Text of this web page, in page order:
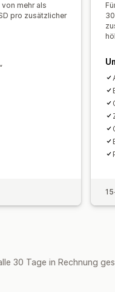
mehr als
pro zusätzlicher
30 Tage in Rechnung